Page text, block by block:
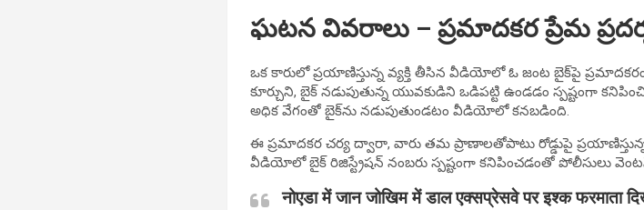
ఘటన వివరాలు – ప్రమాదకర ప్రేమ
ఒక కారులో ప్రయాణిస్తున్న వ్యక్తి తీసిన వీడియోలో ఓ జంట బైక్‌పై
కూర్చుని, బైక్ నడుపుతున్న యువకుడిని ఒడిపట్టి ఉండడం స్పష్టంగా
అధిక వేగంతో బైక్‌ను నడుపుతుండటం వీడియోలో కనబడింది.
ఈ ప్రమాదకర చర్య ద్వారా, వారు తమ ప్రాణాలతోపాటు రోడ్డుపై
వీడియోలో బైక్ రిజిస్ట్రేషన్ నంబరు స్పష్టంగా కనిపించడంతో పోలీసులు
नोएडा में जान जोखिम में डाल एक्सप्रेसवे पर इश्क फरमाता